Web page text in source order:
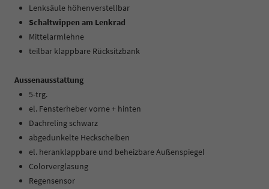
Lenksäule höhenverstellbar
Schaltwippen am Lenkrad
Mittelarmlehne
teilbar klappbare Rücksitzbank
Aussenausstattung
5-trg.
el. Fensterheber vorne + hinten
Dachreling schwarz
abgedunkelte Heckscheiben
el. heranklappbare und beheizbare Außenspiegel
Colorverglasung
Regensensor